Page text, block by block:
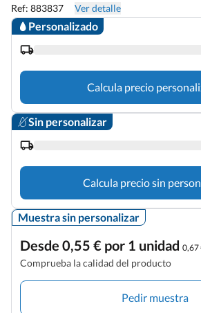
Ref: 883837 Ver detalle
Personalizado
Calcula precio
Sin personalizar
Calcula precio sin
Muestra sin personalizar
Desde 0,55 € por 1 unidad 0,67
Comprueba la calidad del producto
Pedir muestra